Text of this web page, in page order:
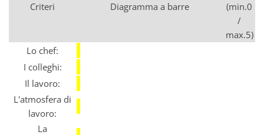
Criteri Diagramma a barre
(min.0
/
max.5)
Lo chef:
I colleghi:
Il lavoro:
L'atmosfera di
lavoro:
La